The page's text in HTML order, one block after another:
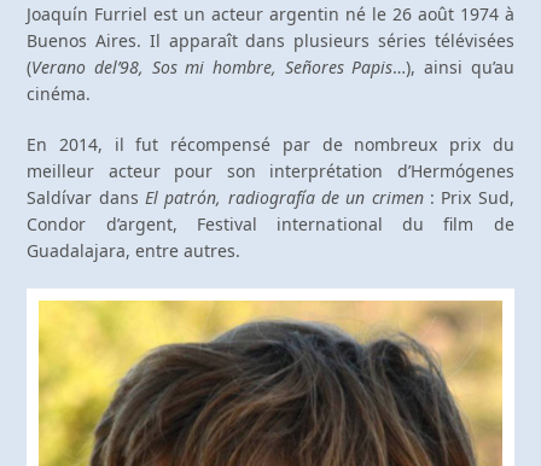
Joaquín Furriel est un acteur argentin né le 26 août 1974 à
Buenos Aires. Il apparaît dans plusieurs séries télévisées
(Verano del’98, Sos mi hombre, Señores Papis…), ainsi qu’au
cinéma.
En 2014, il fut récompensé par de nombreux prix du
meilleur acteur pour son interprétation d’Hermógenes
Saldívar dans El patrón, radiografía de un crimen: Prix Sud,
Condor d’argent, Festival international du film de
Guadalajara, entre autres.